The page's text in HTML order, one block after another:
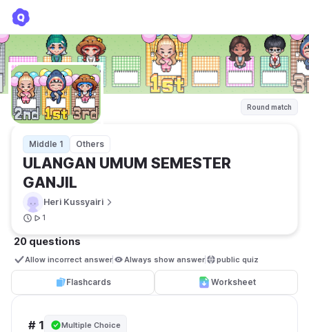
Round match
Middle 1 Others
ULANGAN UMUM SEMESTER
GANJIL
Heri Kussyairi
1
20 questions
Allow incorrect answer Always show answer public quiz
Flashcards Worksheet
# 1 Multiple Choice